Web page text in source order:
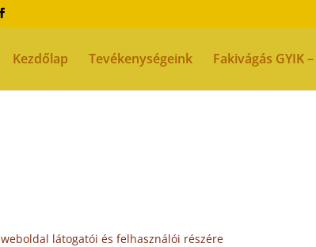
Kezdőlap Tevékenységeink Fakivágás GYIK
weboldal látogatói és felhasználói részére